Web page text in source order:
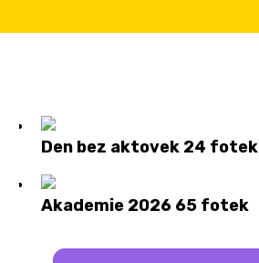
Den bez aktovek 24 fotek
Akademie 2026 65 fotek